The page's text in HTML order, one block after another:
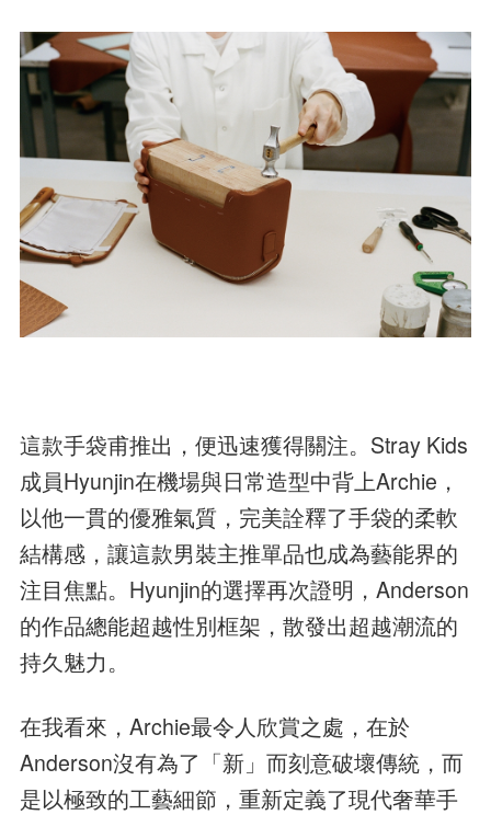
這款手袋甫推出，便迅速獲得關注。Stray Kids
成員Hyunjin在機場與日常造型中背上Archie，
以他一貫的優雅氣質，完美詮釋了手袋的柔軟
結構感，讓這款男裝主推單品也成為藝能界的
注目焦點。Hyunjin的選擇再次證明，Anderson
的作品總能超越性別框架，散發出超越潮流的
持久魅力。
在我看來，Archie最令人欣賞之處，在於
Anderson沒有為了「新」而刻意破壞傳統，而
是以極致的工藝細節，重新定義了現代奢華手